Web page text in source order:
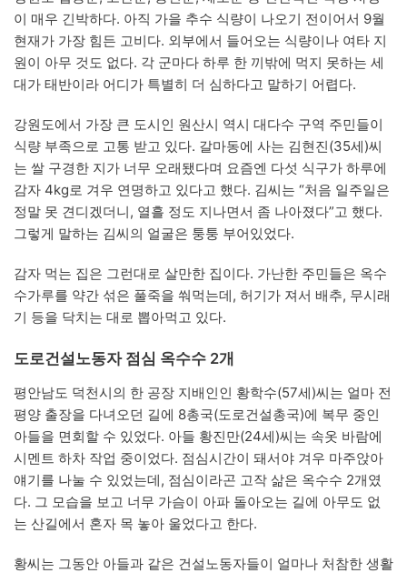
이 매우 긴박하다. 아직 가을 추수 식량이 나오기 전이어서 9월
현재가 가장 힘든 고비다. 외부에서 들어오는 식량이나 여타 지
원이 아무 것도 없다. 각 군마다 하루 한 끼밖에 먹지 못하는 세
대가 태반이라 어디가 특별히 더 심하다고 말하기 어렵다.
강원도에서 가장 큰 도시인 원산시 역시 대다수 구역 주민들이
식량 부족으로 고통 받고 있다. 갈마동에 사는 김현진(35세)씨
는 쌀 구경한 지가 너무 오래됐다며 요즘엔 다섯 식구가 하루에
감자 4kg로 겨우 연명하고 있다고 했다. 김씨는 “처음 일주일은
정말 못 견디겠더니, 열흘 정도 지나면서 좀 나아졌다”고 했다.
그렇게 말하는 김씨의 얼굴은 퉁퉁 부어있었다.
감자 먹는 집은 그런대로 살만한 집이다. 가난한 주민들은 옥수
수가루를 약간 섞은 풀죽을 쒀먹는데, 허기가 져서 배추, 무시래
기 등을 닥치는 대로 뽑아먹고 있다.
도로건설노동자 점심 옥수수 2개
평안남도 덕천시의 한 공장 지배인인 황학수(57세)씨는 얼마 전
평양 출장을 다녀오던 길에 8총국(도로건설총국)에 복무 중인
아들을 면회할 수 있었다. 아들 황진만(24세)씨는 속옷 바람에
시멘트 하차 작업 중이었다. 점심시간이 돼서야 겨우 마주앉아
얘기를 나눌 수 있었는데, 점심이라곤 고작 삶은 옥수수 2개였
다. 그 모습을 보고 너무 가슴이 아파 돌아오는 길에 아무도 없
는 산길에서 혼자 목 놓아 울었다고 한다.
황씨는 그동안 아들과 같은 건설노동자들이 얼마나 처참한 생활